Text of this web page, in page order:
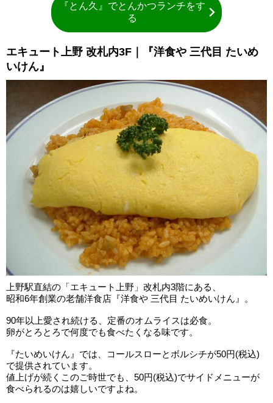
『とん久』でとんかつランチをす
る
エキュート上野 改札内3F｜『洋食や 三代目 たいめ
いけん』
上野駅直結の「エキュート上野」改札内3階にある、
昭和6年創業の老舗洋食店『洋食や 三代目 たいめいけん』。
90年以上愛され続ける、定番のオムライスは必食。
卵がとろとろで何度でも食べたくなる味です。
『たいめいけん』では、コールスローとボルシチが50円(税込)
で提供されています。
値上げが続くこのご時世でも、50円(税込)でサイドメニューが
食べられるのは嬉しいですよね。